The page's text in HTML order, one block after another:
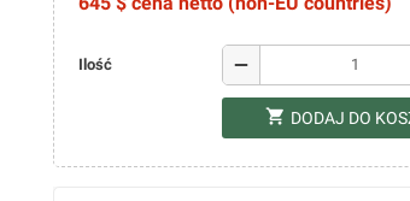
Ilość remove
shopping_cart DODAJ DO